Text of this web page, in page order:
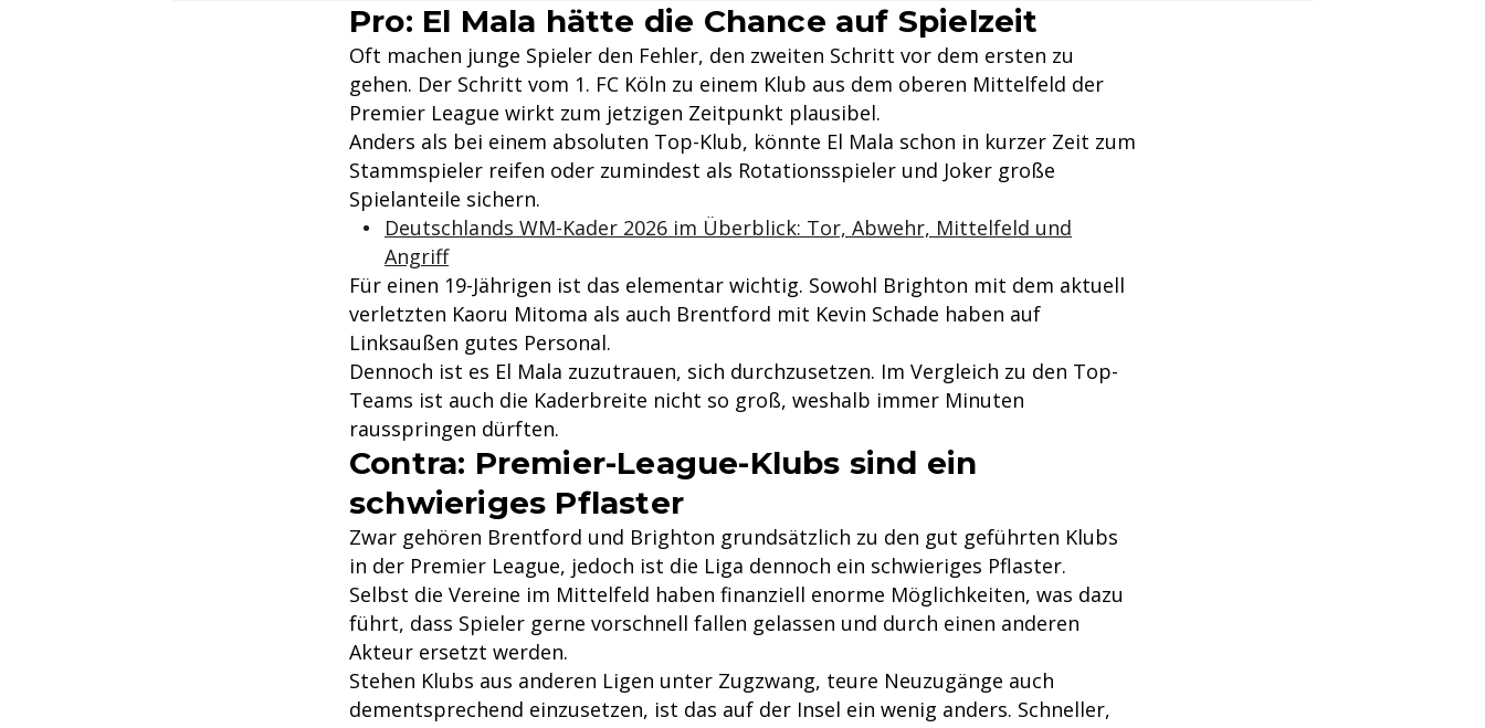
Pro: El Mala hätte die Chance auf Spielzeit
Oft machen junge Spieler den Fehler, den zweiten Schritt vor dem ersten zu
gehen. Der Schritt vom 1. FC Köln zu einem Klub aus dem oberen Mittelfeld der
Premier League wirkt zum jetzigen Zeitpunkt plausibel.
Anders als bei einem absoluten Top-Klub, könnte El Mala schon in kurzer Zeit zum
Stammspieler reifen oder zumindest als Rotationsspieler und Joker große
Spielanteile sichern.
Deutschlands WM-Kader 2026 im Überblick: Tor, Abwehr, Mittelfeld und
Angriff
Für einen 19-Jährigen ist das elementar wichtig. Sowohl Brighton mit dem aktuell
verletzten Kaoru Mitoma als auch Brentford mit Kevin Schade haben auf
Linksaußen gutes Personal.
Dennoch ist es El Mala zuzutrauen, sich durchzusetzen. Im Vergleich zu den Top-
Teams ist auch die Kaderbreite nicht so groß, weshalb immer Minuten
rausspringen dürften.
Contra: Premier-League-Klubs sind ein
schwieriges Pflaster
Zwar gehören Brentford und Brighton grundsätzlich zu den gut geführten Klubs
in der Premier League, jedoch ist die Liga dennoch ein schwieriges Pflaster.
Selbst die Vereine im Mittelfeld haben finanziell enorme Möglichkeiten, was dazu
führt, dass Spieler gerne vorschnell fallen gelassen und durch einen anderen
Akteur ersetzt werden.
Stehen Klubs aus anderen Ligen unter Zugzwang, teure Neuzugänge auch
dementsprechend einzusetzen, ist das auf der Insel ein wenig anders. Schneller,